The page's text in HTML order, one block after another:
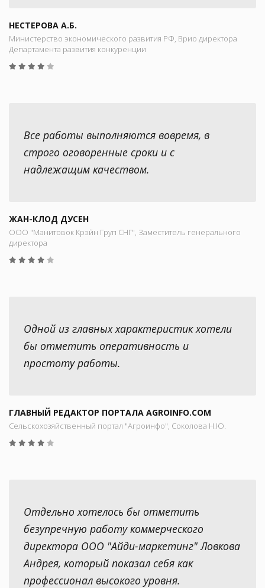
НЕСТЕРОВА А.Б.
Министерство экономического развития РФ, Врио директора
Департамента развития конкуренции
Все работы выполняются вовремя, в
строго оговоренные сроки и с
надлежащим качеством.
ЖАН-КЛОД ДУСЕН
ООО "Манитовок Крэйн Груп СНГ", Заместитель генерального
директора
Одной из главных характеристик хотели
бы отметить оперативность и
простоту работы.
ГЛАВНЫЙ РЕДАКТОР ПОРТАЛА AGROINFO.COM
Сельскохозяйственный портал "Агроинфо", Соколова Н.Ю.
Отдельно хотелось бы отметить
безупречную работу коммерческого
директора ООО "Айди-маркетинг" Ловкова
Андрея, который показал себя как
профессионал высокого уровня.